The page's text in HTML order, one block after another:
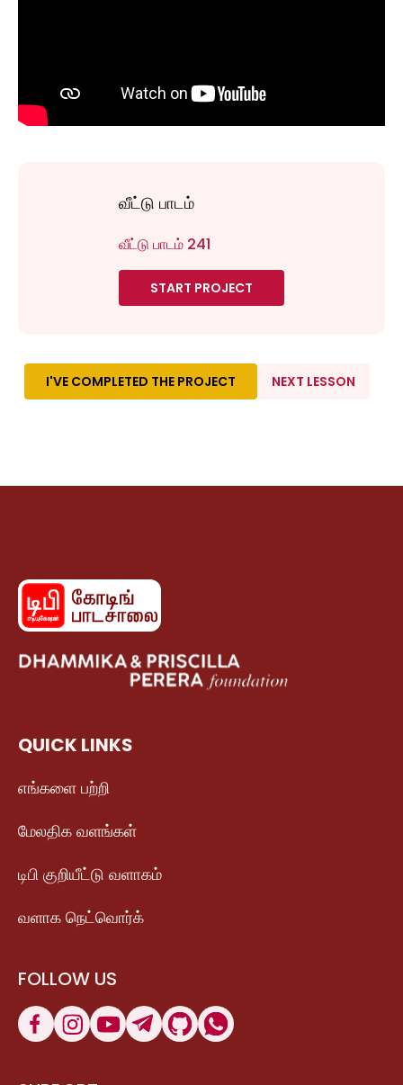
வீட்டு பாடம்
வீட்டு பாடம் 241
START PROJECT
I'VE COMPLETED THE PROJECT NEXT LESSON
QUICK LINKS
எங்களை பற்றி
மேலதிக வளங்கள்
டிபி குறியீட்டு வளாகம்
வளாக நெட்வொர்க்
FOLLOW US